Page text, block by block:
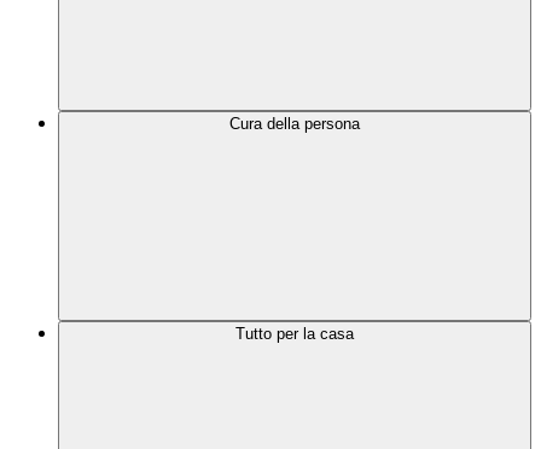
Cura della persona
Tutto per la casa